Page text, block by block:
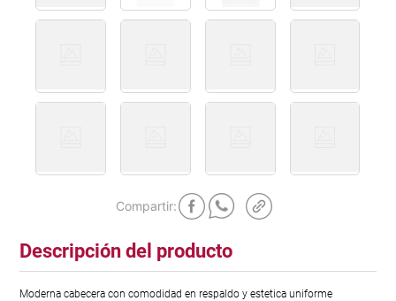
Descripción del producto
Moderna cabecera con comodidad en respaldo y estetica uniforme